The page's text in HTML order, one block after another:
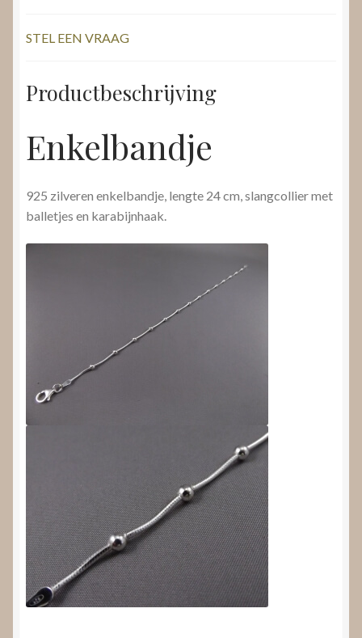
STEL EEN VRAAG
Productbeschrijving
Enkelbandje
925 zilveren enkelbandje, lengte 24 cm, slangcollier met
balletjes en karabijnhaak.